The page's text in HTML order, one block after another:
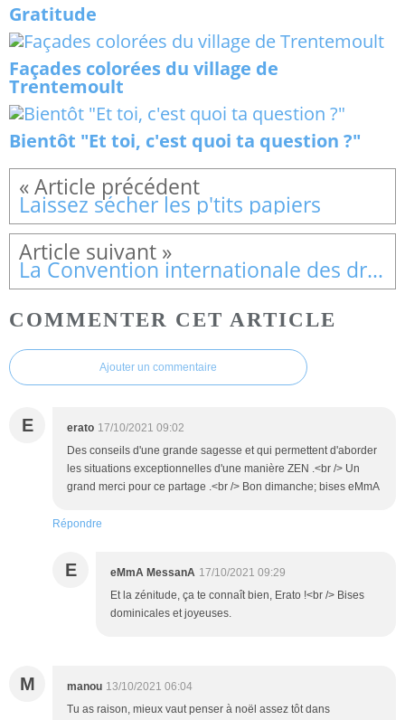
Gratitude
Façades colorées du village de
Trentemoult
Bientôt "Et toi, c'est quoi ta question ?"
Laissez sécher les p'tits papiers
La Convention internationale des droits de l'enfant (CIDE) fête ses 31 ans
COMMENTER CET ARTICLE
Ajouter un commentaire
E erato 17/10/2021 09:02
Des conseils d'une grande sagesse et qui permettent d'aborder
les situations exceptionnelles d'une manière ZEN .<br /> Un
grand merci pour ce partage .<br /> Bon dimanche; bises eMmA
Répondre
E eMmA MessanA 17/10/2021 09:29
Et la zénitude, ça te connaît bien, Erato !<br /> Bises
dominicales et joyeuses.
M manou 13/10/2021 06:04
Tu as raison, mieux vaut penser à noël assez tôt dans